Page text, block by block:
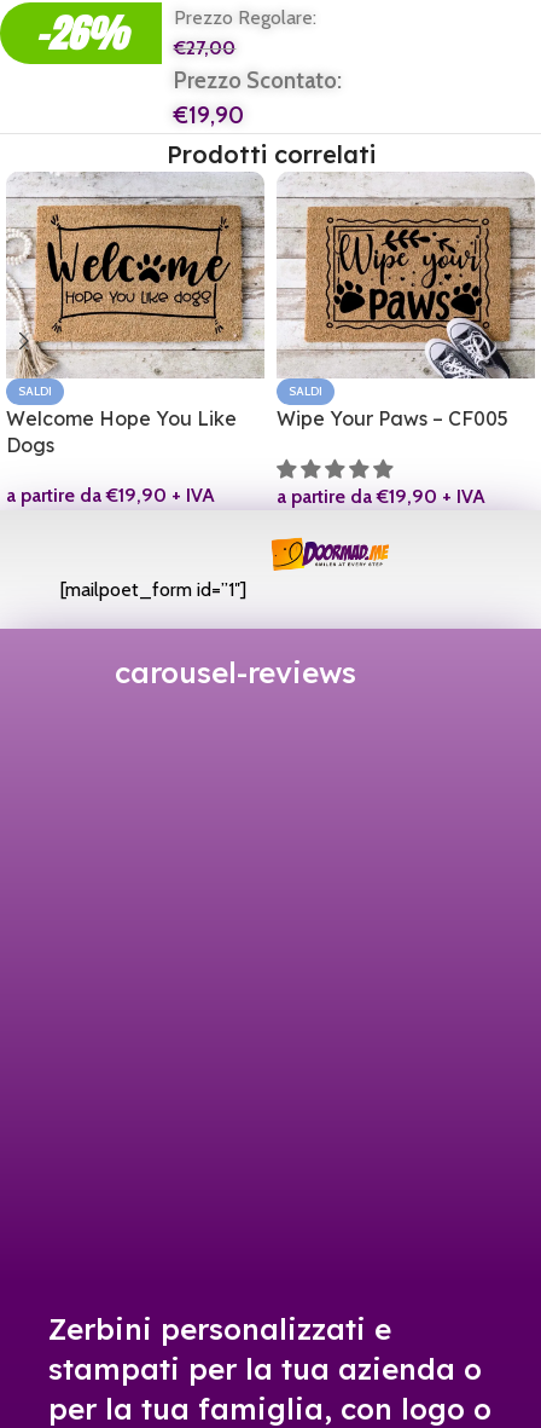
-26%
Prezzo Regolare:
€27,00
Prezzo Scontato:
€19,90
Prodotti correlati
SALDI
Welcome Hope You Like
Dogs
a partire da€19,90 + IVA
SALDI
Wipe Your Paws – CF005
a partire da€19,90 + IVA
[mailpoet_form id=”1″]
carousel-reviews
Zerbini personalizzati e
stampati per la tua azienda o
per la tua famiglia, con logo o